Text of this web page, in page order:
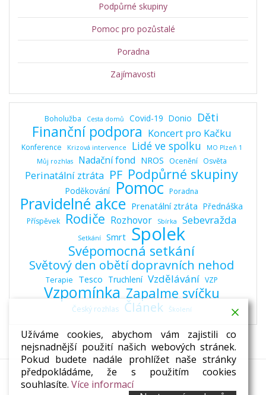
Podpůrné skupiny
Pomoc pro pozůstalé
Poradna
Zajímavosti
Boholužba Cesta domů Covid-19 Donio Děti
Finanční podpora Koncert pro Kačku
Konference Krizová intervence Lidé ve spolku
MO Plzeň 1
Můj rozhlas
Nadační fond NROS Ocenění Osvěta
Perinatální ztráta PF Podpůrné skupiny
Poděkování Pomoc Poradna
Pravidelné akce Prenatální ztráta Přednáška
Příspěvek Rodiče Rozhovor Sbírka Sebevražda
Setkání Smrt Spolek
Svépomocná setkání
Světový den obětí dopravních nehod
Terapie Tesco Truchlení Vzdělávání VZP
Vzpomínka Zapalme svíčku
Český rozhlas Článek Školení
Užíváme cookies, abychom vám zajistili co
nejsnadnější použití našich webových stránek.
Pokud budete nadále prohlížet naše stránky
předpokládáme, že s použitím cookies
souhlasíte. Více informací